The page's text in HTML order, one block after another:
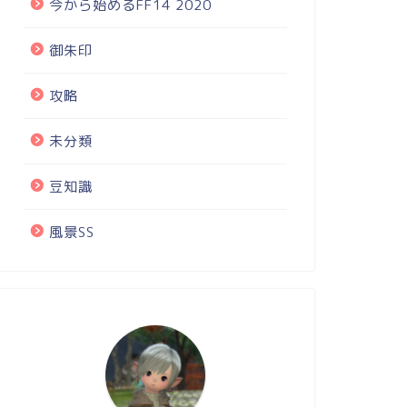
今から始めるFF14 2020
御朱印
攻略
未分類
豆知識
風景SS